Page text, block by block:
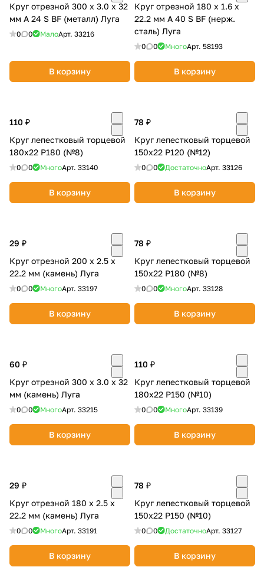
Круг отрезной 300 х 3.0 х 32
мм A 24 S BF (металл) Луга
0 0 МалоАрт. 33216
В корзину
Круг отрезной 180 х 1.6 х
22.2 мм A 40 S BF (нерж.
сталь) Луга
0 0 МногоАрт. 58193
В корзину
110 ₽
Круг лепестковый торцевой
180х22 Р180 (№8)
0 0 МногоАрт. 33140
В корзину
78 ₽
Круг лепестковый торцевой
150х22 Р120 (№12)
0 0 ДостаточноАрт. 33126
В корзину
29 ₽
Круг отрезной 200 х 2.5 х
22.2 мм (камень) Луга
0 0 МногоАрт. 33197
В корзину
78 ₽
Круг лепестковый торцевой
150х22 Р180 (№8)
0 0 МногоАрт. 33128
В корзину
60 ₽
Круг отрезной 300 х 3.0 х 32
мм (камень) Луга
0 0 МногоАрт. 33215
В корзину
110 ₽
Круг лепестковый торцевой
180х22 Р150 (№10)
0 0 МногоАрт. 33139
В корзину
29 ₽
Круг отрезной 180 х 2.5 х
22.2 мм (камень) Луга
0 0 МногоАрт. 33191
В корзину
78 ₽
Круг лепестковый торцевой
150х22 Р150 (№10)
0 0 ДостаточноАрт. 33127
В корзину
раз в 2 недели